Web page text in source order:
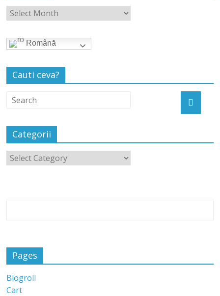
Română
Cauti ceva?
Categorii
Pages
Blogroll
Cart